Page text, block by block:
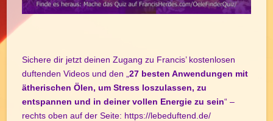
Sichere dir jetzt deinen Zugang zu Francis’ kostenlosen
duftenden Videos und den „27 besten Anwendungen mit
ätherischen Ölen, um Stress loszulassen, zu
entspannen und in deiner vollen Energie zu sein“ –
rechts oben auf der Seite: https://lebeduftend.de/